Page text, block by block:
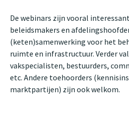
De webinars zijn vooral
beleidsmakers en
(keten)samenwerking voor het
ruimte en infrastructuur. Verder
vakspecialisten, bestuurders,
etc. Andere toehoorders
marktpartijen) zijn ook welkom.